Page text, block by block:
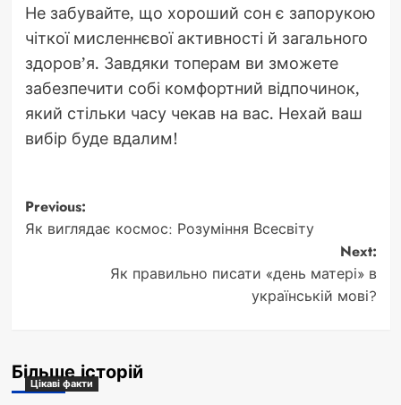
Не забувайте, що хороший сон є запорукою
чіткої мисленнєвої активності й загального
здоров’я. Завдяки топерам ви зможете
забезпечити собі комфортний відпочинок,
який стільки часу чекав на вас. Нехай ваш
вибір буде вдалим!
Post
navigation
Previous:
Як виглядає космос: Розуміння Всесвіту
Next:
Як правильно писати «день матері» в
українській мові?
Більше історій
Цікаві факти